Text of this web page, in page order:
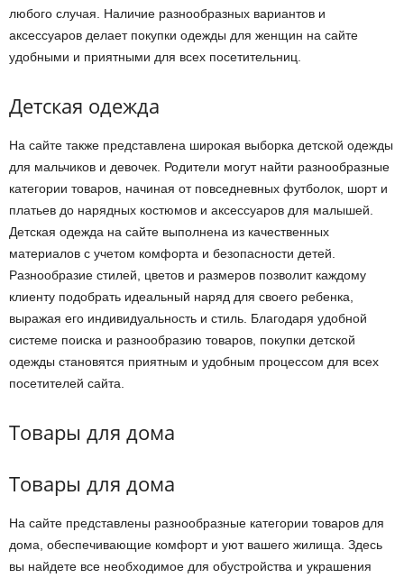
любого случая. Наличие разнообразных вариантов и
аксессуаров делает покупки одежды для женщин на сайте
удобными и приятными для всех посетительниц.
Детская одежда
На сайте также представлена широкая выборка детской одежды
для мальчиков и девочек. Родители могут найти разнообразные
категории товаров, начиная от повседневных футболок, шорт и
платьев до нарядных костюмов и аксессуаров для малышей.
Детская одежда на сайте выполнена из качественных
материалов с учетом комфорта и безопасности детей.
Разнообразие стилей, цветов и размеров позволит каждому
клиенту подобрать идеальный наряд для своего ребенка,
выражая его индивидуальность и стиль. Благодаря удобной
системе поиска и разнообразию товаров, покупки детской
одежды становятся приятным и удобным процессом для всех
посетителей сайта.
Товары для дома
Товары для дома
На сайте представлены разнообразные категории товаров для
дома, обеспечивающие комфорт и уют вашего жилища. Здесь
вы найдете все необходимое для обустройства и украшения